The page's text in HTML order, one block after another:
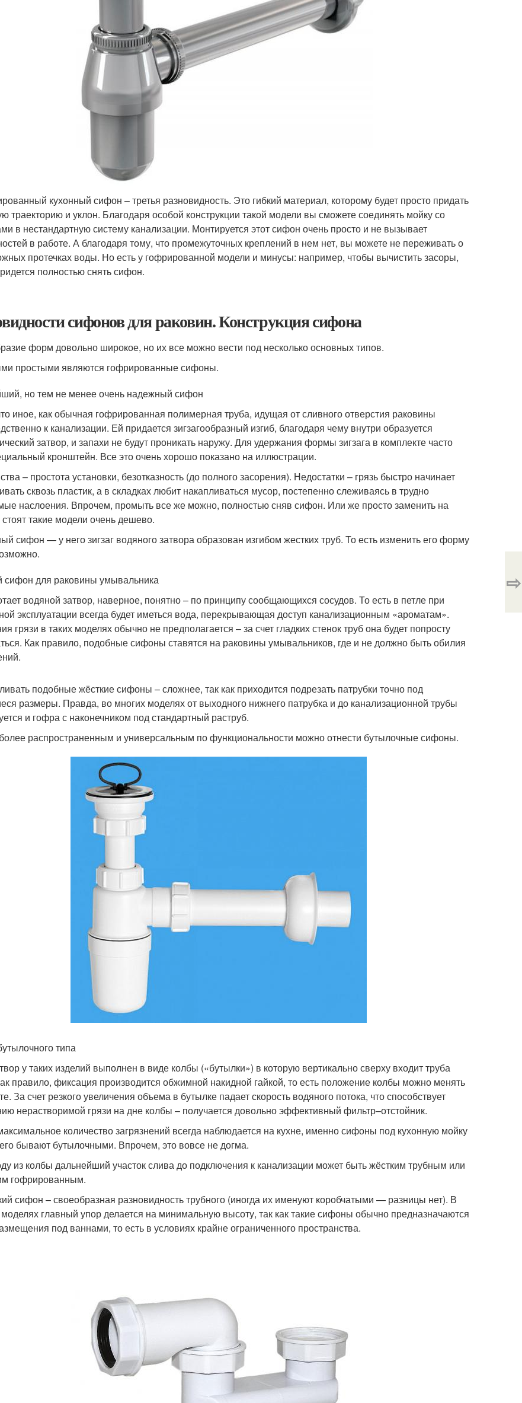
кухонный сифон – третья разновидность. Это гибкий материал, которому будет просто придать
траекторию и уклон. Благодаря особой конструкции такой модели вы сможете соединять мойку со
в нестандартную систему канализации. Монтируется этот сифон очень просто и не вызывает
в работе. А благодаря тому, что промежуточных креплений в нем нет, вы можете не переживать о
протечках воды. Но есть у гофрированной модели и минусы: например, чтобы вычистить засоры,
полностью снять сифон.
сифонов для раковин. Конструкция сифона
форм довольно широкое, но их все можно вести под несколько основных типов.
простыми являются гофрированные сифоны.
но тем не менее очень надежный сифон
иное, как обычная гофрированная полимерная труба, идущая от сливного отверстия раковины
к канализации. Ей придается зигзагообразный изгиб, благодаря чему внутри образуется
затвор, и запахи не будут проникать наружу. Для удержания формы зигзага в комплекте часто
кронштейн. Все это очень хорошо показано на иллюстрации.
– простота установки, безотказность (до полного засорения). Недостатки – грязь быстро начинает
сквозь пластик, а в складках любит накапливаться мусор, постепенно слеживаясь в трудно
наслоения. Впрочем, промыть все же можно, полностью сняв сифон. Или же просто заменить на
такие модели очень дешево.
сифон — у него зигзаг водяного затвора образован изгибом жестких труб. То есть изменить его форму
сифон для раковины умывальника
водяной затвор, наверное, понятно – по принципу сообщающихся сосудов. То есть в петле при
эксплуатации всегда будет иметься вода, перекрывающая доступ канализационным «ароматам».
грязи в таких моделях обычно не предполагается – за счет гладких стенок труб она будет попросту
Как правило, подобные сифоны ставятся на раковины умывальников, где и не должно быть обилия
подобные жёсткие сифоны – сложнее, так как приходится подрезать патрубки точно под
размеры. Правда, во многих моделях от выходного нижнего патрубка и до канализационной трубы
и гофра с наконечником под стандартный раструб.
распространенным и универсальным по функциональности можно отнести бутылочные сифоны.
типа
у таких изделий выполнен в виде колбы («бутылки») в которую вертикально сверху входит труба
правило, фиксация производится обжимной накидной гайкой, то есть положение колбы можно менять
За счет резкого увеличения объема в бутылке падает скорость водяного потока, что способствует
нерастворимой грязи на дне колбы – получается довольно эффективный фильтр–отстойник.
количество загрязнений всегда наблюдается на кухне, именно сифоны под кухонную мойку
бывают бутылочными. Впрочем, это вовсе не догма.
из колбы дальнейший участок слива до подключения к канализации может быть жёстким трубным или
гофрированным.
сифон – своеобразная разновидность трубного (иногда их именуют коробчатыми — разницы нет). В
моделях главный упор делается на минимальную высоту, так как такие сифоны обычно предназначаются
под ваннами, то есть в условиях крайне ограниченного пространства.
⇨